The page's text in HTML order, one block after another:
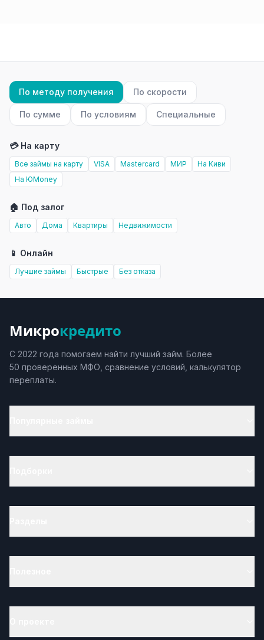
По методу получения По скорости
По сумме По условиям Специальные
💳 На карту
Все займы на карту VISA Mastercard МИР
На Киви
На ЮMoney
🏠 Под залог
Авто Дома Квартиры Недвижимости
📱 Онлайн
Лучшие займы Быстрые Без отказа
Микрокредито
С 2022 года помогаем найти лучший займ. Более
50 проверенных МФО, сравнение условий, калькулятор
переплаты.